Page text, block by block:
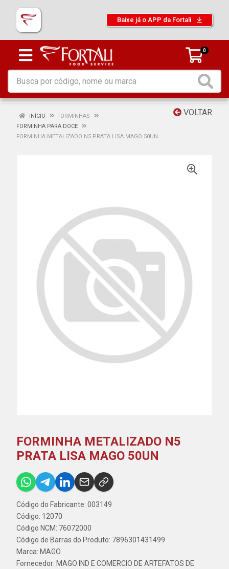
Baixe já o APP da Fortali
0
VOLTAR
INÍCIO
FORMINHAS
FORMINHA PARA DOCE
FORMINHA METALIZADO N5 PRATA LISA MAGO 50UN
FORMINHA METALIZADO N5
PRATA LISA MAGO 50UN
Código do Fabricante: 003149
Código: 12070
Código NCM: 76072000
Código de Barras do Produto: 7896301431499
Marca: MAGO
Fornecedor: MAGO IND E COMERCIO DE ARTEFATOS DE